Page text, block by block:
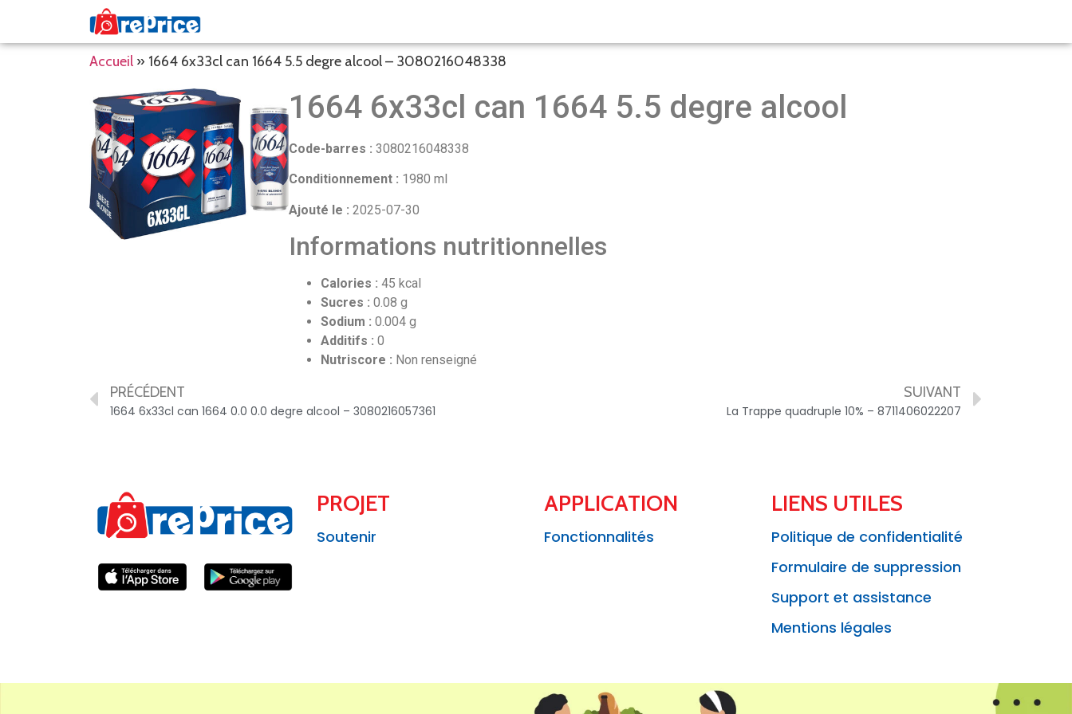
Accueil » 1664 6x33cl can 1664 5.5 degre alcool – 3080216048338
1664 6x33cl can 1664 5.5 degre alcool
Code-barres : 3080216048338
Conditionnement : 1980 ml
Ajouté le : 2025-07-30
Informations nutritionnelles
Calories : 45 kcal
Sucres : 0.08 g
Sodium : 0.004 g
Additifs : 0
Nutriscore : Non renseigné
PRÉCÉDENT
1664 6x33cl can 1664 0.0 0.0 degre alcool – 3080216057361
SUIVANT
La Trappe quadruple 10% – 8711406022207
PROJET
Soutenir
APPLICATION
Fonctionnalités
LIENS UTILES
Politique de confidentialité
Formulaire de suppression
Support et assistance
Mentions légales